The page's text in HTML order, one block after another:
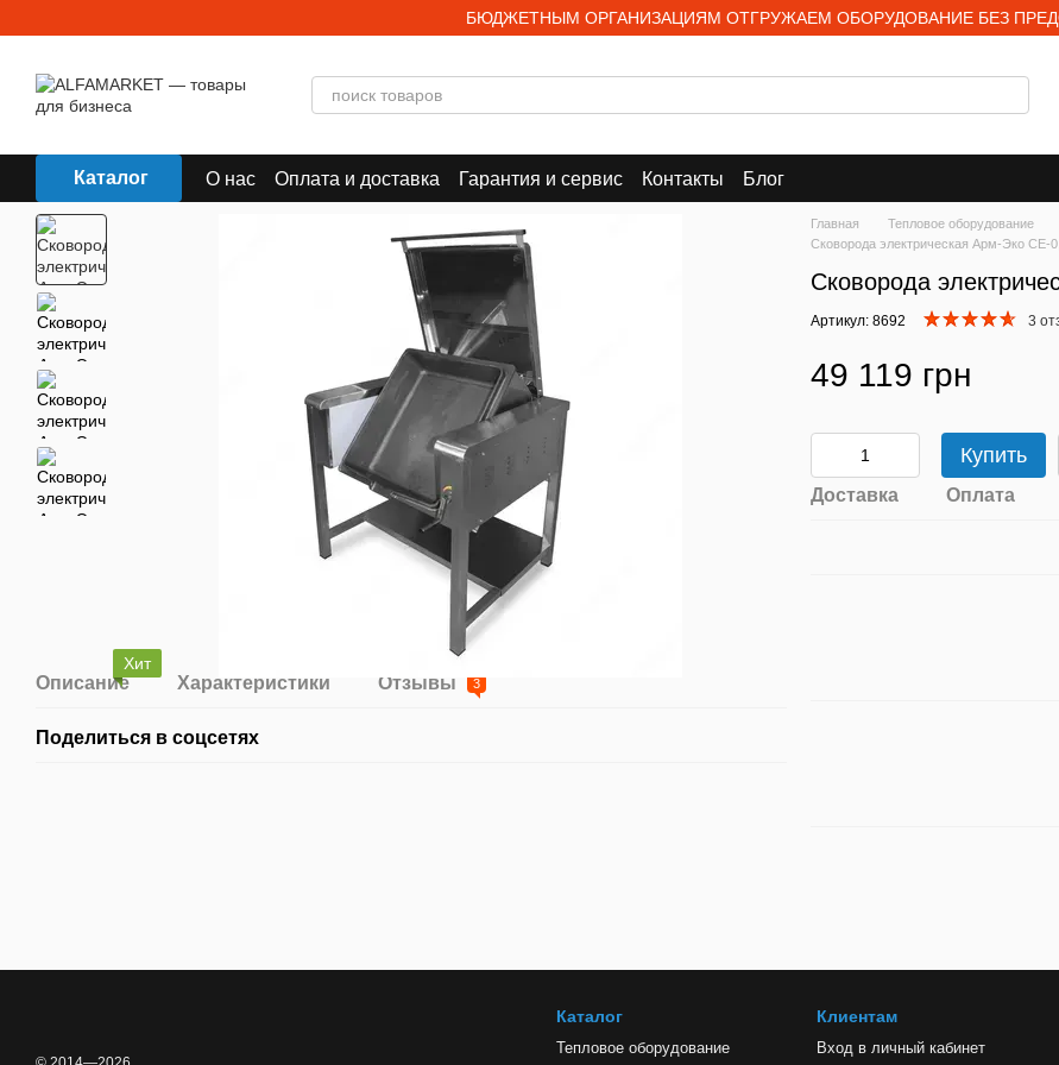
БЮДЖЕТНЫМ ОРГАНИЗАЦИЯМ ОТГРУЖАЕМ ОБОРУДОВАНИЕ БЕЗ
Каталог О нас Оплата и доставка Гарантия и сервис Контакты Блог
Хит
Описание Характеристики Отзывы 3
Поделиться в соцсетях
Главная Тепловое оборудование
Сковорода электрическая Арм-Эко СЕ-
Сковорода
Артикул: 8692 3
49 119 грн
Купить
Доставка Оплата
Каталог
Тепловое оборудование
Клиентам
Вход в личный кабинет